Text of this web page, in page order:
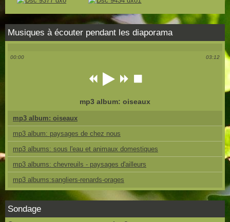
Musiques à écouter pendant les diaporama
00:00 03:12
mp3 album: oiseaux
mp3 album: oiseaux
mp3 album: paysages de chez nous
mp3 albums: sous l'eau et animaux domestiques
mp3 albums: chevreuils - paysages d'ailleurs
mp3 albums:sangliers-renards-orages
Sondage